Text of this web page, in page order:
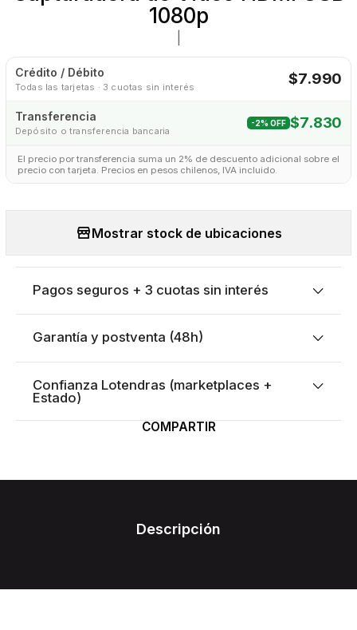
1080p
Crédito / Débito
Todas las tarjetas · 3 cuotas sin interés $7.990
Transferencia
Depósito o transferencia bancaria
-2% OFF $7.830
El precio por transferencia suma un 2% de descuento adicional sobre el
precio con tarjeta. Precios en pesos chilenos, IVA incluido.
Mostrar stock de ubicaciones
Pagos seguros + 3 cuotas sin interés
Garantía y postventa (48h)
Confianza Lotendras (marketplaces +
Estado)
COMPARTIR
Descripción